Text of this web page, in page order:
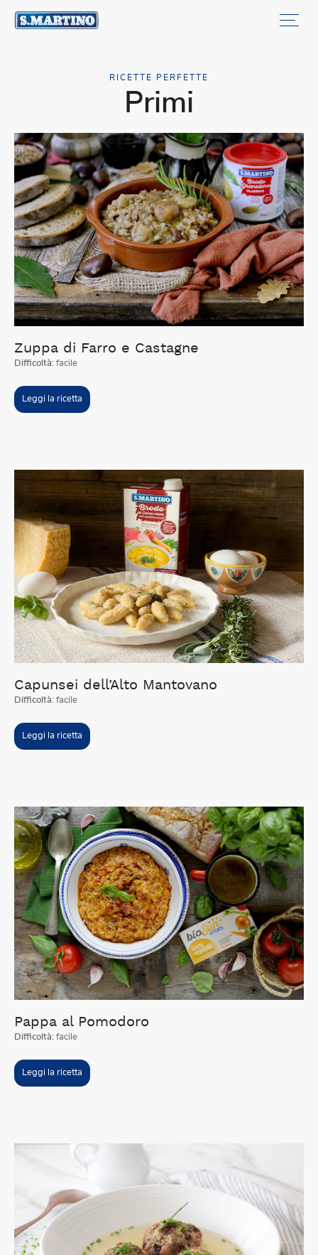
RICETTE PERFETTE
Primi
Zuppa di Farro e Castagne
Difficoltà: facile
Leggi la ricetta
Capunsei dell’Alto Mantovano
Difficoltà: facile
Leggi la ricetta
Pappa al Pomodoro
Difficoltà: facile
Leggi la ricetta